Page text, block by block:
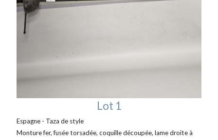
Lot 1
Espagne - Taza de style
Monture fer, fusée torsadée, coquille découpée, lame droite à